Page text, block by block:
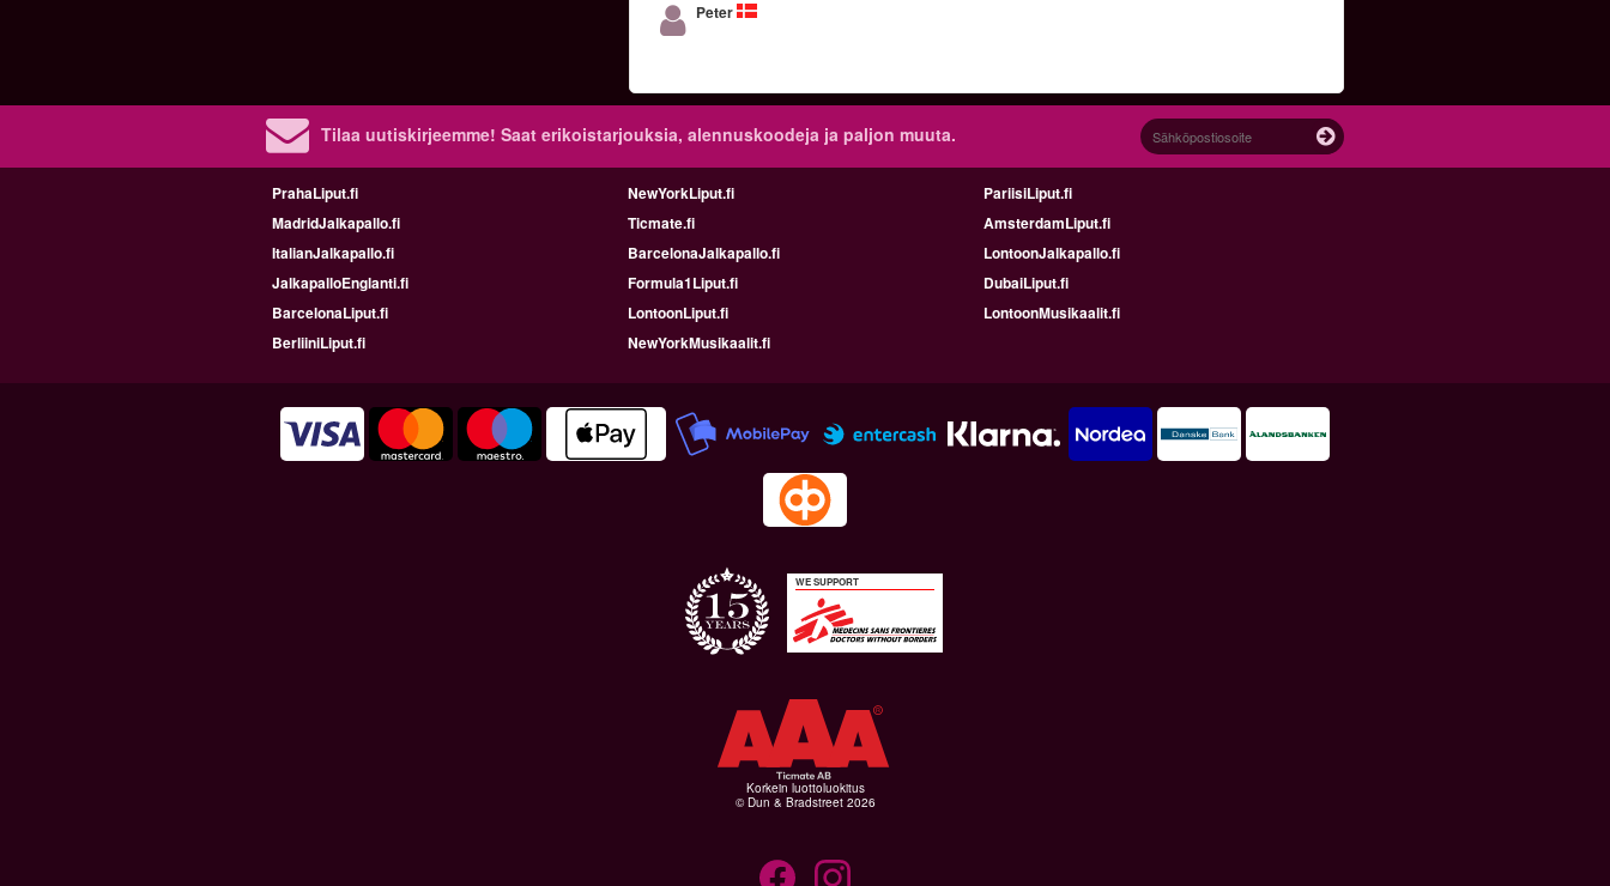
Peter
Tilaa uutiskirjeemme! Saat erikoistarjouksia, alennuskoodeja ja paljon muuta.
PrahaLiput.fi NewYorkLiput.fi
PariisiLiput.fi
MadridJalkapallo.fi
Ticmate.fi
AmsterdamLiput.fi
ItalianJalkapallo.fi
BarcelonaJalkapallo.fi
LontoonJalkapallo.fi
JalkapalloEnglanti.fi
Formula1Liput.fi
DubaiLiput.fi
BarcelonaLiput.fi
LontoonLiput.fi
LontoonMusikaalit.fi
BerliiniLiput.fi
NewYorkMusikaalit.fi
WE SUPPORT
Korkein luottoluokitus
© Dun & Bradstreet 2026